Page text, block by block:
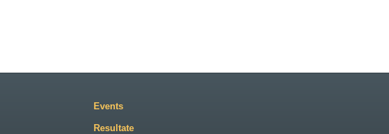
Events
Resultate